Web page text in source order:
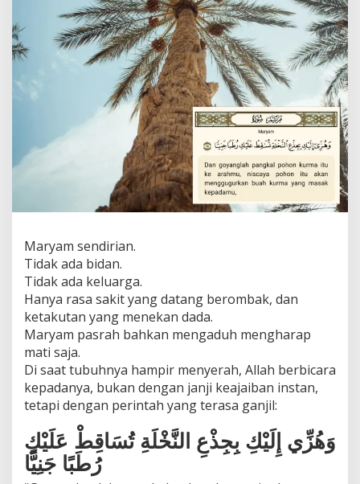
Maryam sendirian.
Tidak ada bidan.
Tidak ada keluarga.
Hanya rasa sakit yang datang berombak, dan
ketakutan yang menekan dada.
Maryam pasrah bahkan mengaduh mengharap
mati saja.
Di saat tubuhnya hampir menyerah, Allah berbicara
kepadanya, bukan dengan janji keajaiban instan,
tetapi dengan perintah yang terasa ganjil:
وَهُزِّي إِلَيْكِ بِجِذْعِ النَّخْلَةِ تُسَاقِطْ عَلَيْكِ
رُطَبًا جَنِيًّا